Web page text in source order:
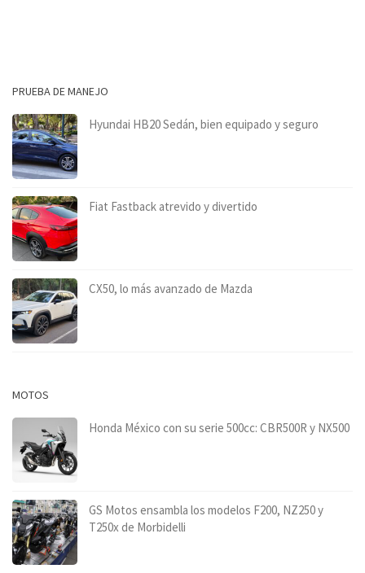
PRUEBA DE MANEJO
Hyundai HB20 Sedán, bien equipado y seguro
Fiat Fastback atrevido y divertido
CX50, lo más avanzado de Mazda
MOTOS
Honda México con su serie 500cc: CBR500R y NX500
GS Motos ensambla los modelos F200, NZ250 y
T250x de Morbidelli